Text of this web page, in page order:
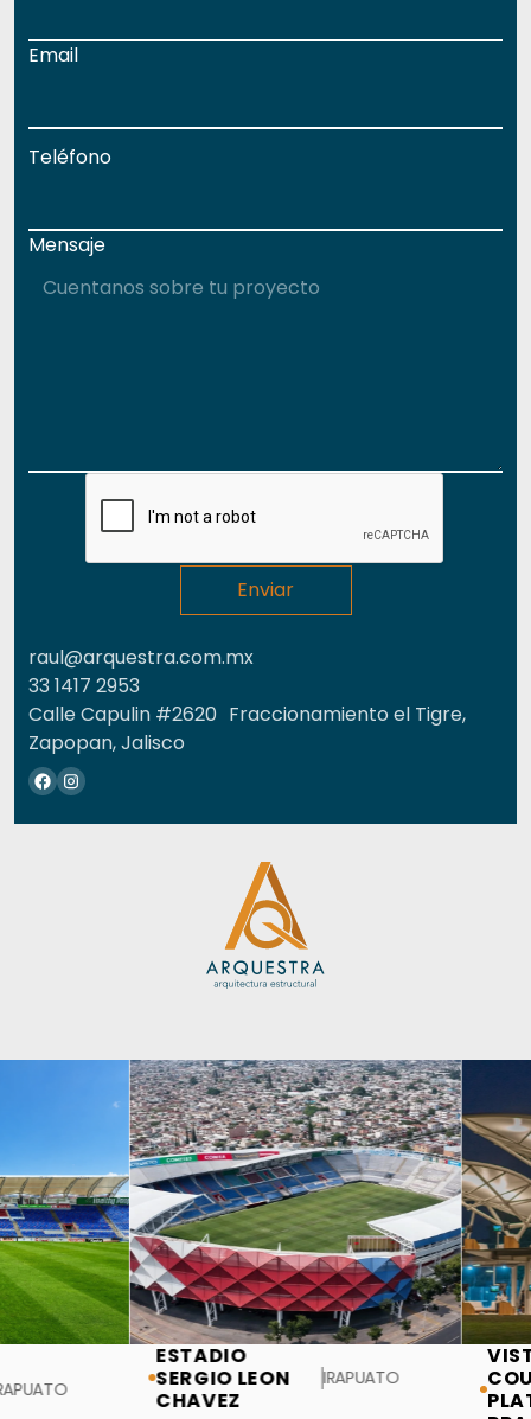
raul@arquestra.com.mx
33 1417 2953
Calle Capulin #2620 Fraccionamiento el Tigre,
Zapopan, Jalisco
Email
Teléfono
Mensaje
ESTADIO
SERGIO LEON
CHAVEZ
IRAPUATO
VISTA